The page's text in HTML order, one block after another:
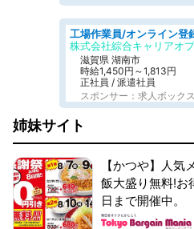
工場作業員/オンライン登
株式会社綜合キャリアオ
滋賀県 湖南市
時給1,450円～1,813円
正社員 / 派遣社員
スポンサー：求人ボックス
姉妹サイト
【かつや】人
飯大盛り無料!お
日まで開催中。